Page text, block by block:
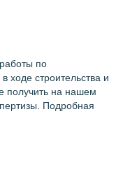
по
ходе строительства и
получить на нашем
Подробная